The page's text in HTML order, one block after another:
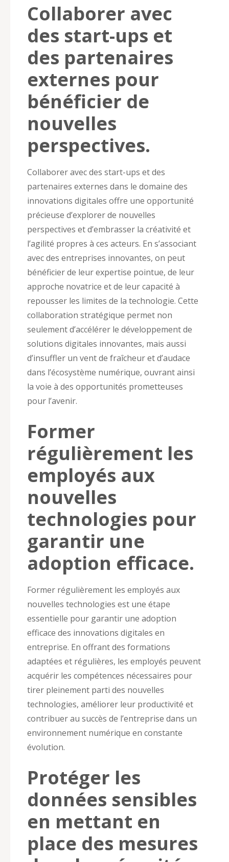
Collaborer avec
des start-ups et
des partenaires
externes pour
bénéficier de
nouvelles
perspectives.
Collaborer avec des start-ups et des
partenaires externes dans le domaine des
innovations digitales offre une opportunité
précieuse d’explorer de nouvelles
perspectives et d’embrasser la créativité et
l’agilité propres à ces acteurs. En s’associant
avec des entreprises innovantes, on peut
bénéficier de leur expertise pointue, de leur
approche novatrice et de leur capacité à
repousser les limites de la technologie. Cette
collaboration stratégique permet non
seulement d’accélérer le développement de
solutions digitales innovantes, mais aussi
d’insuffler un vent de fraîcheur et d’audace
dans l’écosystème numérique, ouvrant ainsi
la voie à des opportunités prometteuses
pour l’avenir.
Former
régulièrement les
employés aux
nouvelles
technologies pour
garantir une
adoption efficace.
Former régulièrement les employés aux
nouvelles technologies est une étape
essentielle pour garantir une adoption
efficace des innovations digitales en
entreprise. En offrant des formations
adaptées et régulières, les employés peuvent
acquérir les compétences nécessaires pour
tirer pleinement parti des nouvelles
technologies, améliorer leur productivité et
contribuer au succès de l’entreprise dans un
environnement numérique en constante
évolution.
Protéger les
données sensibles
en mettant en
place des mesures